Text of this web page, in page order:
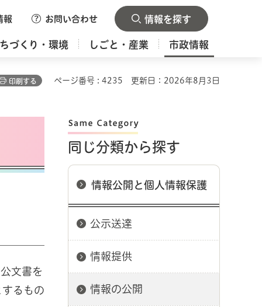
報 お問い合わせ 情報を探す
づくり・環境 しごと・産業 市政情報
印刷する ページ番号 : 4235 更新日：2026年8月3日
文書を
るもの
同じ分類から探す
情報公開と個人情報保護
公示送達
情報提供
情報の公開